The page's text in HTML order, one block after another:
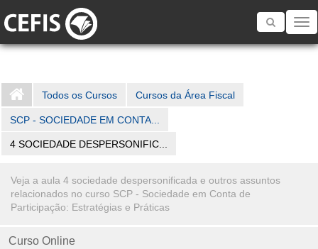
Toggle
Todos os Cursos Cursos da Área Fiscal
SCP - SOCIEDADE EM CONTA...
4 SOCIEDADE DESPERSONIFIC...
Veja a aula 4 sociedade despersonificada e outros assuntos
relacionados no curso SCP - Sociedade em Conta de
Participação: Estratégias e Práticas
Curso Online